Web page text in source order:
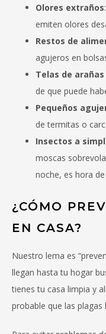
Olores extraños
emiten olores
Restos de
agujeros en
Telas de
de que puede
Pequeños
de termitas o
Insectos a
moscas
noche, es hora
¿CÓMO
EN CASA?
Nuestro lema es
llegan hasta tu hogar
tienes tu casa limpia y
probable que las plagas